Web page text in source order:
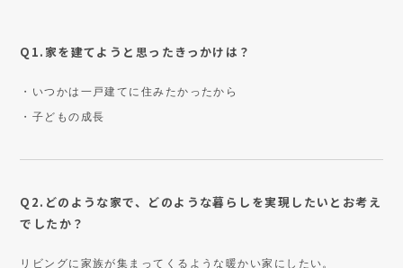
Q1.家を建てようと思ったきっかけは？
・いつかは一戸建てに住みたかったから
・子どもの成長
Q2.どのような家で、どのような暮らしを実現したいとお考え
でしたか？
リビングに家族が集まってくるような暖かい家にしたい。